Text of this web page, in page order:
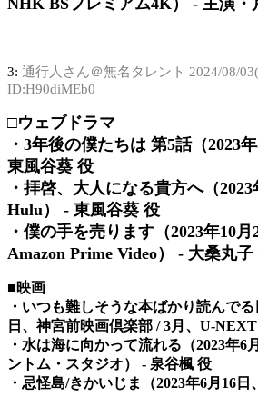
3: 通行人さん＠無名タレント 2024/08/
ID:H90diMEb0
□ウェブドラマ
・3年後の僕たちは 第5話（2023
東風谷葵 役
・拝啓、大人になる貴方へ（2023
Hulu） - 東風谷葵 役
・僕の手を売ります（2023年10月
Amazon Prime Video） - 大桑丸子
■映画
・いつも難しそうな本ばかり読んで
日、神宮前映画倶楽部 / 3月、U-
・水は海に向かって流れる（2023年6
ントム・スタジオ） - 泉谷楓 役
・忌怪島/きかいじま（2023年6月16